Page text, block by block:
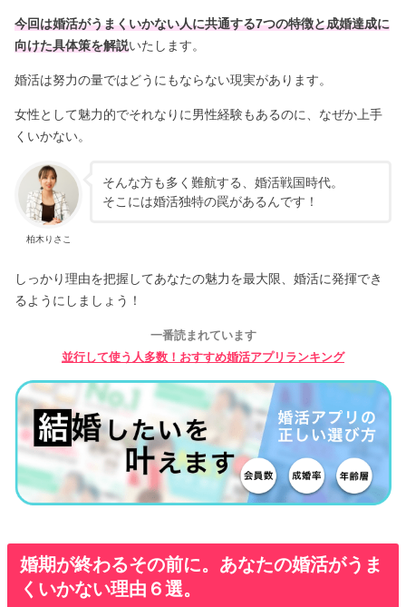
今回は婚活がうまくいかない人に共通する7つの特徴と成婚達成に
向けた具体策を解説いたします。
婚活は努力の量ではどうにもならない現実があります。
女性として魅力的でそれなりに男性経験もあるのに、なぜか上手
くいかない。
柏木りさこ
そんな方も多く難航する、婚活戦国時代。
そこには婚活独特の罠があるんです！
しっかり理由を把握してあなたの魅力を最大限、婚活に発揮でき
るようにしましょう！
一番読まれています
並行して使う人多数！おすすめ婚活アプリランキング
婚期が終わるその前に。あなたの婚活がうま
くいかない理由６選。